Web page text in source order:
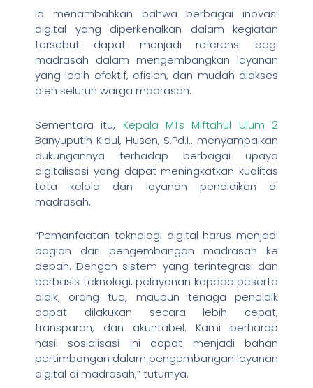
Ia menambahkan bahwa berbagai inovasi
digital yang diperkenalkan dalam kegiatan
tersebut dapat menjadi referensi bagi
madrasah dalam mengembangkan layanan
yang lebih efektif, efisien, dan mudah diakses
oleh seluruh warga madrasah.
Sementara itu, Kepala MTs Miftahul Ulum 2
Banyuputih Kidul, Husen, S.Pd.I., menyampaikan
dukungannya terhadap berbagai upaya
digitalisasi yang dapat meningkatkan kualitas
tata kelola dan layanan pendidikan di
madrasah.
“Pemanfaatan teknologi digital harus menjadi
bagian dari pengembangan madrasah ke
depan. Dengan sistem yang terintegrasi dan
berbasis teknologi, pelayanan kepada peserta
didik, orang tua, maupun tenaga pendidik
dapat dilakukan secara lebih cepat,
transparan, dan akuntabel. Kami berharap
hasil sosialisasi ini dapat menjadi bahan
pertimbangan dalam pengembangan layanan
digital di madrasah,” tuturnya.